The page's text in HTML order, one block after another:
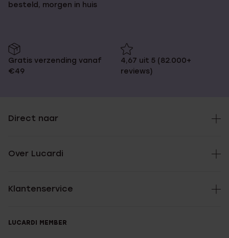
besteld, morgen in huis
Gratis verzending vanaf
€49
4,67 uit 5 (82.000+
reviews)
Direct naar
Over Lucardi
Klantenservice
LUCARDI MEMBER